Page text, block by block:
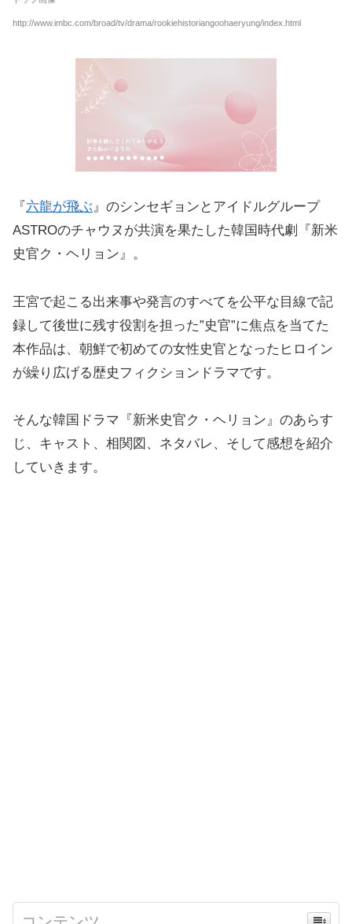
http://www.imbc.com/broad/tv/drama/rookiehistoriangoohaeryung/index.html
『六龍が飛ぶ』のシンセギョンとアイドルグループ
ASTROのチャウヌが共演を果たした韓国時代劇『新米
史官ク・ヘリョン』。
王宮で起こる出来事や発言のすべてを公平な目線で記
録して後世に残す役割を担った”史官”に焦点を当てた
本作品は、朝鮮で初めての女性史官となったヒロイン
が繰り広げる歴史フィクションドラマです。
そんな韓国ドラマ『新米史官ク・ヘリョン』のあらす
じ、キャスト、相関図、ネタバレ、そして感想を紹介
していきます。